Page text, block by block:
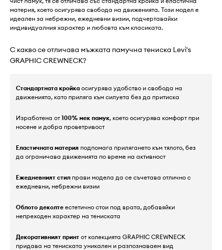
материя, което осигурява свобода на движенията. Този модел е
идеален за небрежни, ежедневни визии, подчертавайки
индивидуалния характер и любовта към класиката.
С какво се отличава мъжката памучна тениска Levi's
GRAPHIC CREWNECK?
Стандартната кройка осигурява удобство и свобода на
движенията, като приляга към силуета без да притиска
Изработена от100% мек памук, което осигурява комфорт при
носене и добра проветривост
Еластичната материя подпомага прилягането към тялото, без
да ограничава движенията по време на активност
Ежедневният стил прави модела да се съчетава отлично с
ежедневни, небрежни визии
Облото деколте естетично стои под врата, добавяйки
непреходен характер на тениската
Декоративният принт от колекцията GRAPHIC CREWNECK
придава на тениската уникален и разпознаваем вид